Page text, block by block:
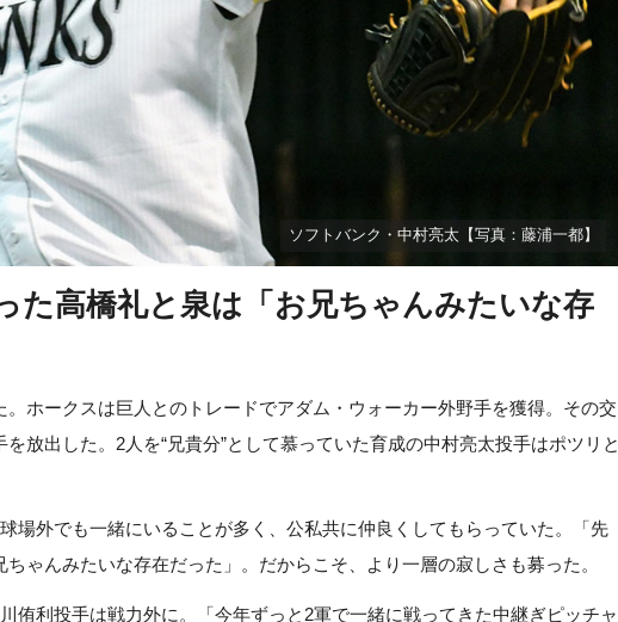
ソフトバンク・中村亮太【写真：藤浦一都】
た高橋礼と泉は「お兄ちゃんみたいな存
ホークスは巨人とのトレードでアダム・ウォーカー外野手を獲得。その交
放出した。2人を“兄貴分”として慕っていた育成の中村亮太投手はポツリと
場外でも一緒にいることが多く、公私共に仲良くしてもらっていた。「先
ゃんみたいな存在だった」。だからこそ、より一層の寂しさも募った。
侑利投手は戦力外に。「今年ずっと2軍で一緒に戦ってきた中継ぎピッチャ